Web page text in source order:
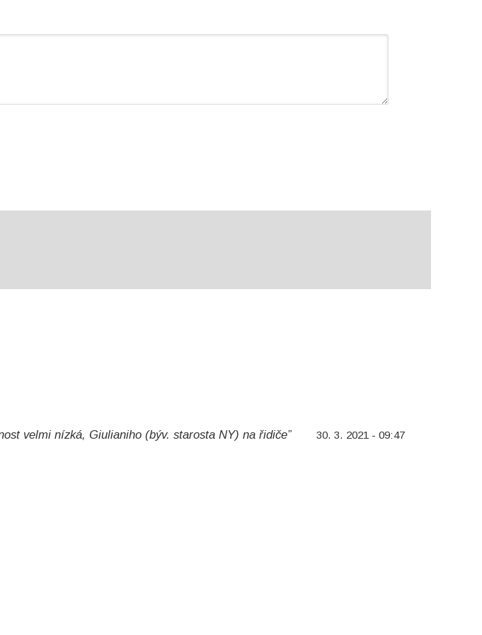
velmi nízká, Giulianiho (býv. starosta NY) na řidiče” 30. 3. 2021 - 09:47